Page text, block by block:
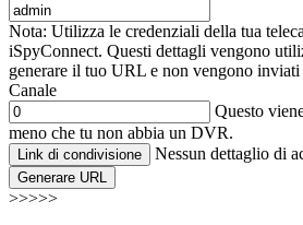
Nota: Utilizza le credenziali della tua
iSpyConnect. Questi dettagli vengono
generare il tuo URL e non vengono inviati
Canale
Questo
meno che tu non abbia un DVR.
Link di condivisione Nessun dettaglio di
Generare URL
>>>>>